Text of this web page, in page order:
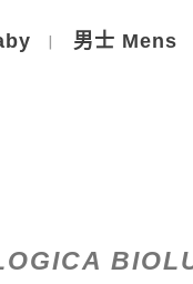
男士 Mens